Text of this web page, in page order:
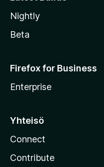
Nightly
Beta
Firefox for Business
Enterprise
Yhteisö
Connect
Contribute